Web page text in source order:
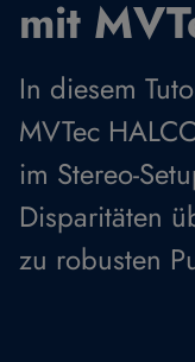
mit
In diesem
MVTec
im Stereo-
Disparitäten
zu robusten